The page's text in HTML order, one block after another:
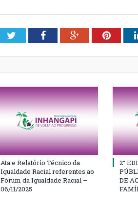
TwitterFacebookGoogle+
Ata e Relatório Técnico da
Igualdade Racial referentes ao
Fórum da Igualdade Racial –
06/11/2025
2°
DE